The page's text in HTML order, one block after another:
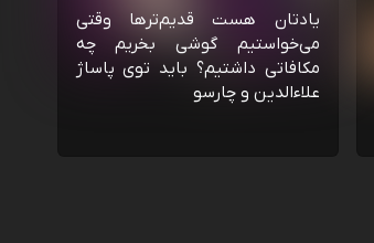
یادتان هست قدیم‌ترها وقتی
می‌خواستیم گوشی بخریم چه
مکافاتی داشتیم؟ باید توی پاساژ
علاءالدین و چارسو